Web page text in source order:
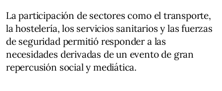
La participación de sectores como el transporte,
la hostelería, los servicios sanitarios y las fuerzas
de seguridad permitió responder a las
necesidades derivadas de un evento de gran
repercusión social y mediática.